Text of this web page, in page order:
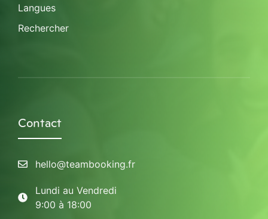
Langues
Rechercher
Contact
hello@teambooking.fr
Lundi au Vendredi
9:00 à 18:00